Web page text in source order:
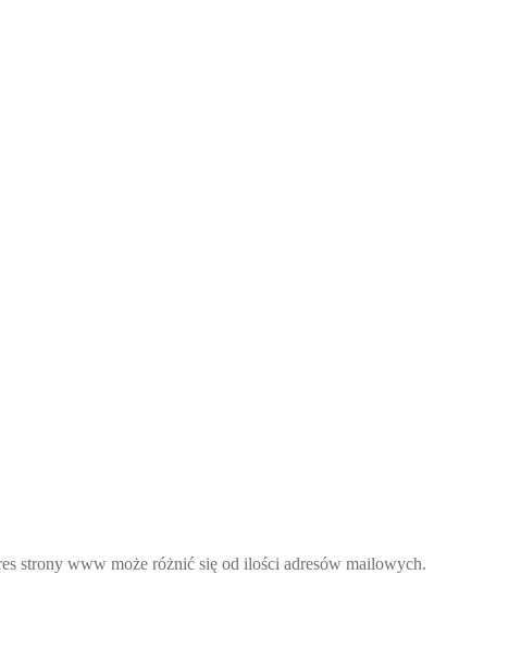
strony www może różnić się od ilości adresów mailowych.